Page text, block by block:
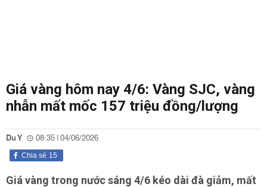
Giá vàng hôm nay 4/6: Vàng SJC, vàng
nhẫn mất mốc 157 triệu đồng/lượng
Du Y 08:35 | 04/06/2026
15
Chia sẻ
Giá vàng trong nước sáng 4/6 kéo dài đà giảm, mất